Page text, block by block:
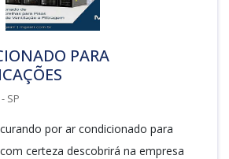
PARA
SP
por ar condicionado para
certeza descobrirá na empresa